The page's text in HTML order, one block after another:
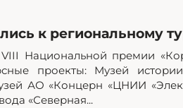
к региональному
Национальной премии
проекты: Музей истории
АО «Концерн «ЦНИИ
«Северная...